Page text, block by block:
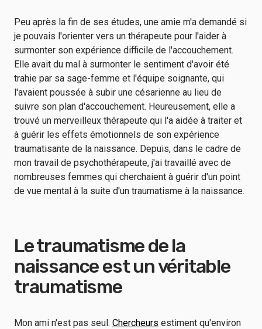
Peu après la fin de ses études, une amie m'a demandé si
je pouvais l'orienter vers un thérapeute pour l'aider à
surmonter son expérience difficile de l'accouchement.
Elle avait du mal à surmonter le sentiment d'avoir été
trahie par sa sage-femme et l'équipe soignante, qui
l'avaient poussée à subir une césarienne au lieu de
suivre son plan d'accouchement. Heureusement, elle a
trouvé un merveilleux thérapeute qui l'a aidée à traiter et
à guérir les effets émotionnels de son expérience
traumatisante de la naissance. Depuis, dans le cadre de
mon travail de psychothérapeute, j'ai travaillé avec de
nombreuses femmes qui cherchaient à guérir d'un point
de vue mental à la suite d'un traumatisme à la naissance.
Le traumatisme de la
naissance est un véritable
traumatisme
Mon ami n'est pas seul. Chercheurs estiment qu'environ